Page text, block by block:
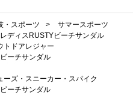
・スポーツ >
サマースポーツ
レディスRUSTYビーチサンダル
トドアレジャー
ビーチサンダル
ーズ・スニーカー・スパイク
ビーチサンダル